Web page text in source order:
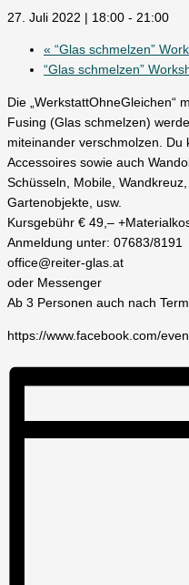
27. Juli 2022 | 18:00 - 21:00
« “Glas schmelzen”
“Glas schmelzen”
Die „WerkstattOhneGleichen“
Fusing (Glas schmelzen)
miteinander verschmolzen. Du
Accessoires sowie auch
Schüsseln, Mobile,
Gartenobjekte, usw.
Kursgebühr € 49,–
Anmeldung unter: 07683/8191
office@reiter-glas.at
oder Messenger
Ab 3 Personen auch nach
https://www.facebook.com/